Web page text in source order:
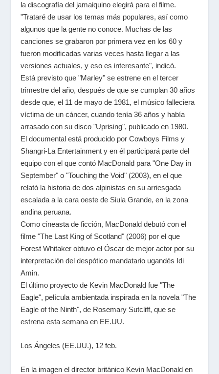
la discografía del jamaiquino elegirá para el filme.
"Trataré de usar los temas más populares, así como
algunos que la gente no conoce. Muchas de las
canciones se grabaron por primera vez en los 60 y
fueron modificadas varias veces hasta llegar a las
versiones actuales, y eso es interesante", indicó.
Está previsto que "Marley" se estrene en el tercer
trimestre del año, después de que se cumplan 30 años
desde que, el 11 de mayo de 1981, el músico falleciera
víctima de un cáncer, cuando tenía 36 años y había
arrasado con su disco "Uprising", publicado en 1980.
El documental está producido por Cowboys Films y
Shangri-La Entertainment y en él participará parte del
equipo con el que contó MacDonald para "One Day in
September" o "Touching the Void" (2003), en el que
relató la historia de dos alpinistas en su arriesgada
escalada a la cara oeste de Siula Grande, en la zona
andina peruana.
Como cineasta de ficción, MacDonald debutó con el
filme "The Last King of Scotland" (2006) por el que
Forest Whitaker obtuvo el Óscar de mejor actor por su
interpretación del despótico mandatario ugandés Idi
Amin.
El último proyecto de Kevin MacDonald fue "The
Eagle", película ambientada inspirada en la novela "The
Eagle of the Ninth", de Rosemary Sutcliff, que se
estrena esta semana en EE.UU.
Los Ángeles (EE.UU.), 12 feb.
En la imagen el director británico Kevin MacDonald en